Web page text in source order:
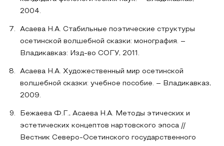
2004.
Асаева Н.А. Стабильные поэтические структуры
осетинской волшебной сказки: монография. –
Владикавказ: Изд-во СОГУ, 2011.
Асаева Н.А. Художественный мир осетинской
волшебной сказки: учебное пособие. – Владикавказ,
2009.
Бежаева Ф.Г., Асаева Н.А. Методы этических и
эстетических концептов нартовского эпоса //
Вестник Северо-Осетинского государственного